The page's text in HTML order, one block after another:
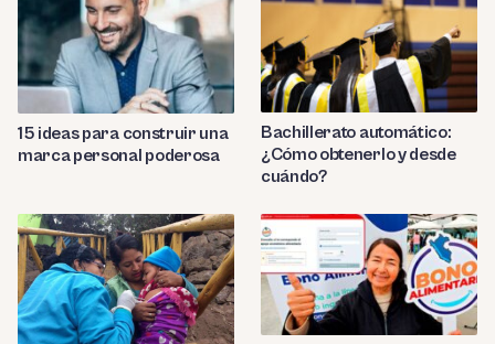
15 ideas para construir una
marca personal poderosa
Bachillerato automático:
¿Cómo obtenerlo y desde
cuándo?